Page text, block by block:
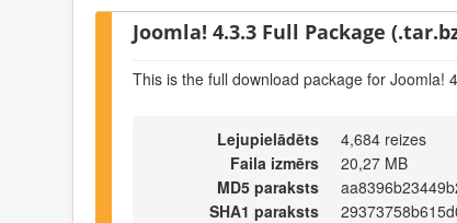
Joomla! 4.3.3 Full Package
This is the full download package for Joomla!
Lejupielādēts
4,684 reizes
Faila izmērs
20,27 MB
MD5 paraksts
SHA1 paraksts